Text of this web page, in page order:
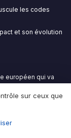
les codes
et son évolution
européen qui va
cuisine moderne
digital font
sur ceux que